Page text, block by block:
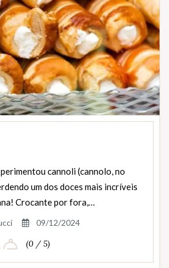
cannoli (cannolo, no
um dos doces mais incríveis
Crocante por fora,…
09/12/2024
(0 / 5)